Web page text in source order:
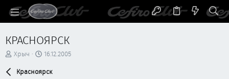
КРАСНОЯРСК
А
Хрыч
Д
т
16.12.2005
Красноярск